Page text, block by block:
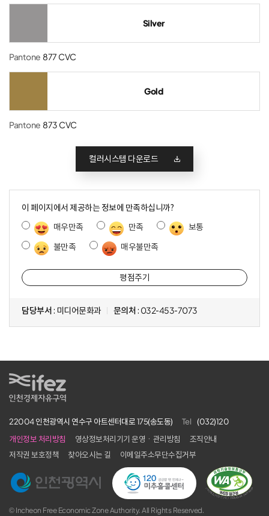
Silver
Pantone 877 CVC
Gold
Pantone 873 CVC
컬러시스템 다운로드
이 페이지에서 제공하는 정보에 만족하십니까?
매우만족
만족
보통
불만족
매우불만족
담당부서 : 미디어문화과 문의처 : 032-453-7073
22004 인천광역시 연수구 아트센터대로 175(송도동) Tel (032)120
개인정보 처리방침
영상정보처리기기 운영ㆍ관리방침
조직안내
저작권 보호정책
찾아오시는 길 이메일주소무단수집거부
© Incheon Free Economic Zone Authority. All Rights Reserved.